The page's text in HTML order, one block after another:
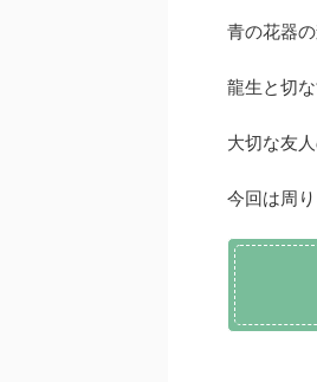
青の花器
龍生と切
大切な友
今回は周